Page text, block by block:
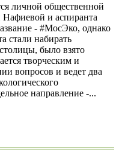
личной общественной
и аспиранта
- #МосЭко, однако
стали набирать
было взято
творческим и
вопросов и ведет два
направление -...